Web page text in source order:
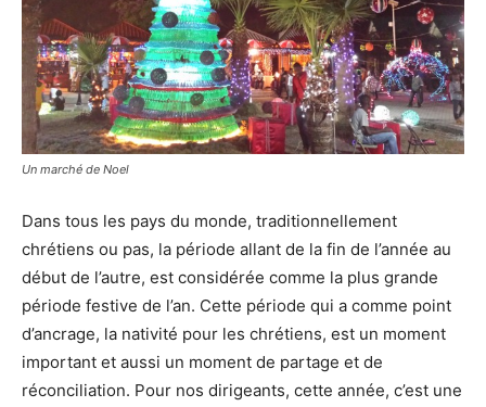
Un marché de Noel
Dans tous les pays du monde, traditionnellement
chrétiens ou pas, la période allant de la fin de l’année au
début de l’autre, est considérée comme la plus grande
période festive de l’an. Cette période qui a comme point
d’ancrage, la nativité pour les chrétiens, est un moment
important et aussi un moment de partage et de
réconciliation. Pour nos dirigeants, cette année, c’est une